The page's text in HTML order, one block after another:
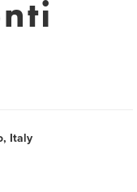
Italy